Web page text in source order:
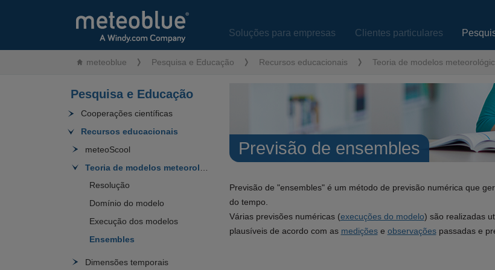
Soluções para empresas Clientes particulares
meteoblue Pesquisa e Educação Recursos educacionais Teoria de modelos
Pesquisa e Educação
Cooperações científicas
Recursos educacionais
meteoScool
Teoria de modelos meteorológicos
Resolução
Domínio do modelo
Execução dos modelos
Ensembles
Dimensões temporais
Previsão de ensembles
Previsão de "ensembles" é um método de previsão numérica que
do tempo.
Várias previsões numéricas (execuções do modelo) são realizadas
plausíveis de acordo com as mediçõese observaçõespassadas e